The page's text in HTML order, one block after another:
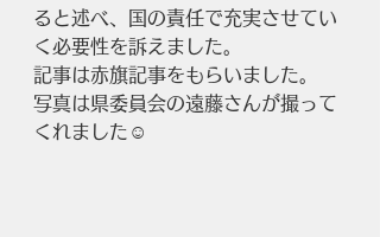
ると述べ、国の責任で充実させてい
く必要性を訴えました。
記事は赤旗記事をもらいました。
写真は県委員会の遠藤さんが撮って
くれました☺️